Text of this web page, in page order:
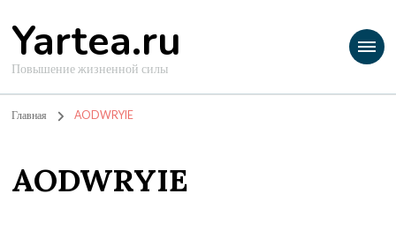
Yartea.ru
Повышение жизненной силы
Главная AODWRYIE
AODWRYIE